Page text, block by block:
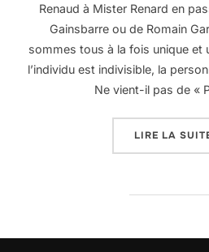
Renaud à Mister Renard en
Gainsbarre ou de Romain
sommes tous à la fois unique et
l’individu est indivisible, la
Ne vient-il pas de «
LIRE LA